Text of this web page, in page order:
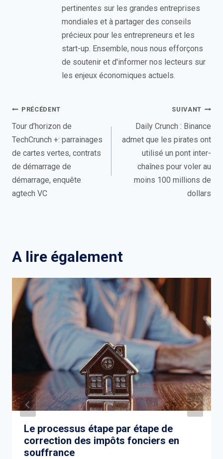
pertinentes sur les grandes entreprises
mondiales et à partager des conseils
précieux pour les entrepreneurs et les
start-up. Ensemble, nous nous efforçons
de soutenir et d'informer nos lecteurs sur
les enjeux économiques actuels.
Navigation
de
l’article
PRÉCÉDENT
Tour d’horizon de
TechCrunch +: parrainages
de cartes vertes, contrats
de démarrage de
démarrage, enquête
agtech VC
SUIVANT
Daily Crunch : Binance
admet que les pirates ont
utilisé un pont inter-
chaînes pour voler au
moins 100 millions de
dollars
A lire également
Le processus étape par étape de
correction des impôts fonciers en
souffrance